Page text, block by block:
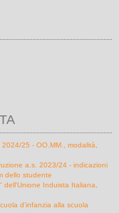
25 - OO.MM., modalità,
a.s. 2023/24 - indicazioni
dello studente
Induista Italiana,
d’infanzia alla scuola